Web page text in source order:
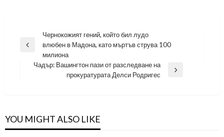
Навигация
Previous
Чернокожият гений, който бил лудо
влюбен в Мадона, като мъртъв струва 100
милиона
Чадър: Вашингтон пази от разследване на
прокуратурата Делси Родригес
YOU MIGHT ALSO LIKE